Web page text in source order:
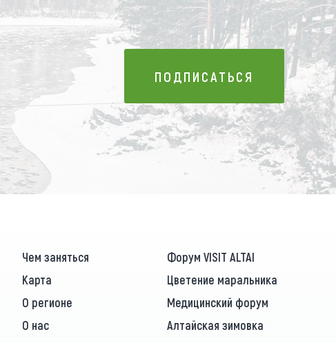
ПОДПИСАТЬСЯ
ПОДПИСАТЬСЯ
Чем заняться
Форум VISIT ALTAI
Карта
Цветение маральника
О регионе
Медицинский форум
О нас Алтайская зимовка